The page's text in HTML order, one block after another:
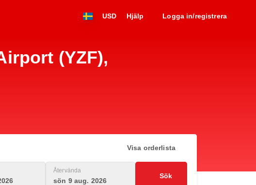
USD Hjälp Logga in/registrera
(YZF),
Visa orderlista
Återvända
sön 9 aug. 2026
Sök